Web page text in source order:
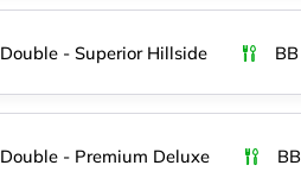
Double - Superior Hillside BB
Double - Premium Deluxe BB